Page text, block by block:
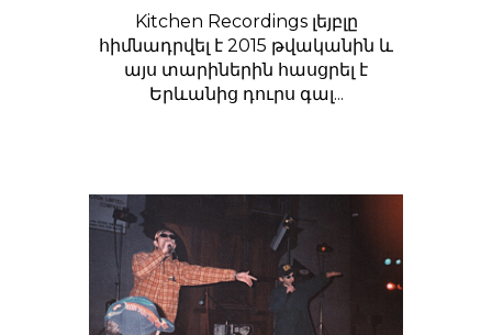
Kitchen Recordings լեյբլը
հիմնադրվել է 2015 թվականին և
այս տարիներին հասցրել է
Երևանից դուրս գալ...